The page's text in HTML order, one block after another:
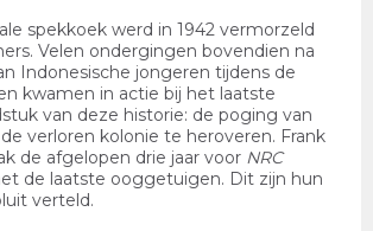
spekkoek werd in 1942 vermorzeld
Velen ondergingen bovendien na
Indonesische jongeren tijdens de
kwamen in actie bij het laatste
van deze historie: de poging van
verloren kolonie te heroveren. Frank
de afgelopen drie jaar voor NRC
de laatste ooggetuigen. Dit zijn hun
verteld.